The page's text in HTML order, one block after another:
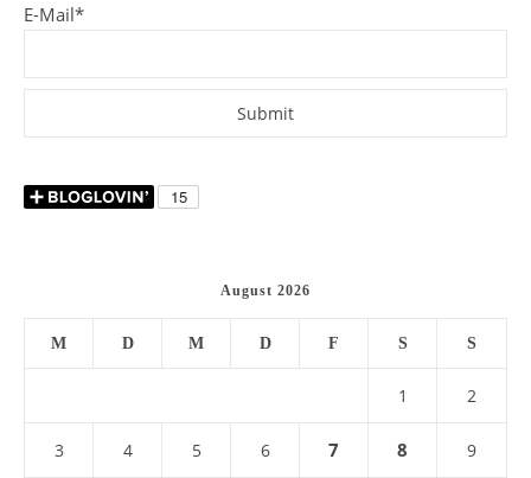
E-Mail*
August 2026
M D M D F S S
1 2
3 4 5 6 7 8 9